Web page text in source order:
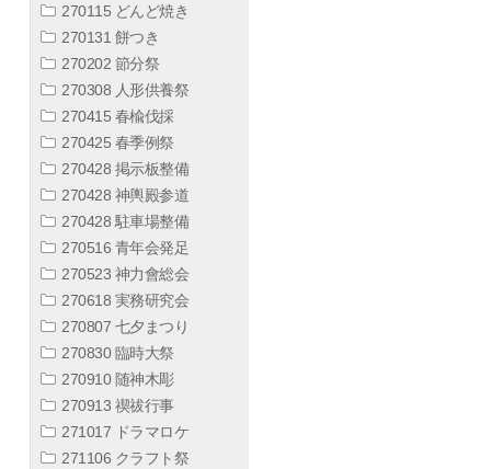
270115 どんど焼き
270131 餅つき
270202 節分祭
270308 人形供養祭
270415 春楡伐採
270425 春季例祭
270428 掲示板整備
270428 神輿殿参道
270428 駐車場整備
270516 青年会発足
270523 神力會総会
270618 実務研究会
270807 七夕まつり
270830 臨時大祭
270910 随神木彫
270913 禊祓行事
271017 ドラマロケ
271106 クラフト祭